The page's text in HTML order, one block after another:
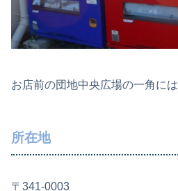
お店前の団地中央広場の一角には
所在地
〒341-0003